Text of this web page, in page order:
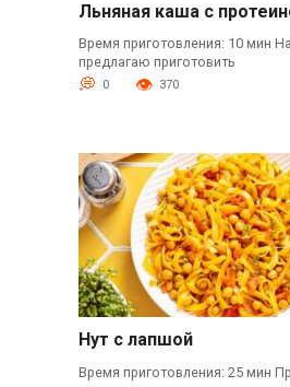
Льняная каша с
Время приготовления: 10 мин
предлагаю приготовить
0 370
Нут с лапшой
Время приготовления: 25 мин